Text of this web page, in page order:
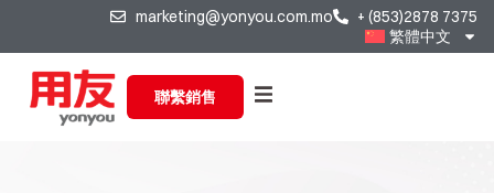
marketing@yonyou.com.mo
+ (853)2878 7375
繁體中文
聯繫銷售